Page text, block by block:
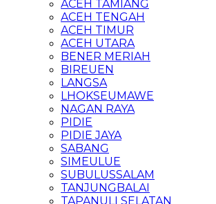
ACEH TAMIANG
ACEH TENGAH
ACEH TIMUR
ACEH UTARA
BENER MERIAH
BIREUEN
LANGSA
LHOKSEUMAWE
NAGAN RAYA
PIDIE
PIDIE JAYA
SABANG
SIMEULUE
SUBULUSSALAM
TANJUNGBALAI
TAPANULI SELATAN